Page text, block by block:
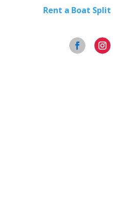
Rent a Boat Split